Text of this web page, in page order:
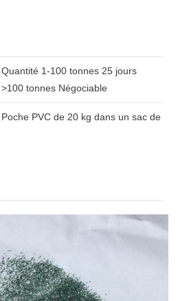
Quantité 1-100 tonnes 25 jours
>100 tonnes Négociable
Poche PVC de 20 kg dans un sac de 1